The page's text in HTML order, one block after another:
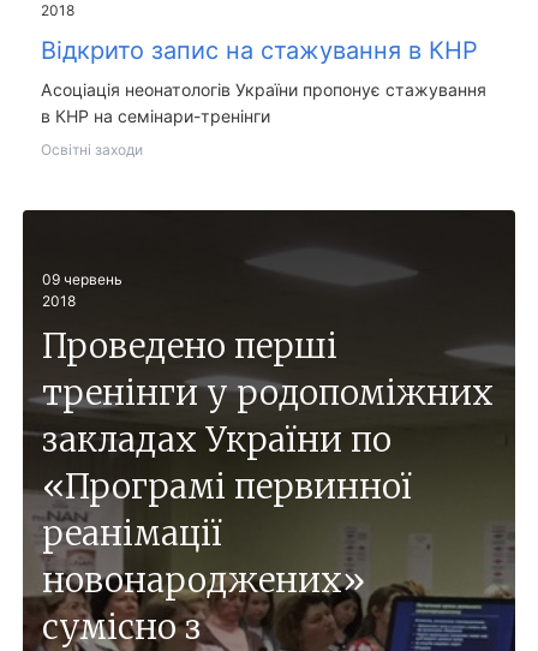
2018
Відкрито запис на стажування в КНР
Асоціація неонатологів України пропонує стажування
в КНР на семінари-тренінги
Освітні заходи
09 червень
2018
Проведено перші
тренінги у родопоміжних
закладах України по
«Програмі первинної
реанімації
новонароджених»
сумісно з